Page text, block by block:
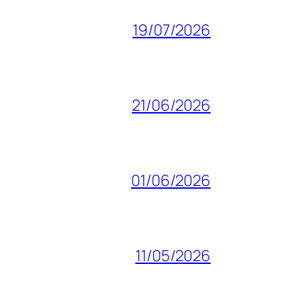
19/07/2026
21/06/2026
01/06/2026
11/05/2026